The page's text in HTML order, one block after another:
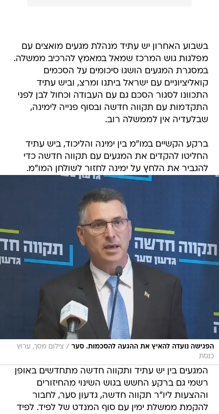
בשבוע האחרון יש עתיד מנהלת מגעים מואצים עם
מפלגות גוש המרכז שמאל במאמץ להרכיב ממשלה.
במסגרת המגעים הושגו סיכומים על הסכמים
קואליציוניים עם ישראל ביתנו ומרצ, וביש עתיד
התכוונו לסגור הסכם גם עם העבודה וכחול לבן לפני
התקדמות עם תקווה חדשה ובסוף פנייה לימינה,
שבלעדיה אין לממשלה רוב.
ברקע הקשיים במו"מ בין ימינה והליכוד, ביש עתיד
החליטו להקדים את המגעים עם תקווה חדשה כדי
להגביר את הלחץ על ימינה לחזור לשולחן המו"מ.
הפגישה נועדה להאיץ את ההגעה להסכמות. סער / צילום מסך, ערוץ
כנסת
המגעים בין יש עתיד ותקווה חדשה מתחדשים באופן
רשמי גם ברקע החשש בגוש השינוי מהחיזורים
וההצעות ליו"ר תקווה חדשה, גדעון סער, לחבור
להקמת ממשלת ימין עם סוף המנדט של לפיד. לפיד